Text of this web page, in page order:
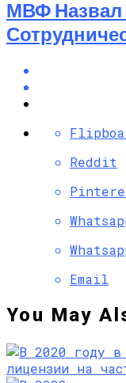
МВФ Назвал
Reddit
Email
You May